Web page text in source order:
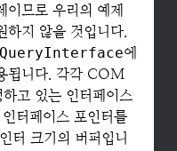
이므로 우리의 예제
하지 않을 것입니다.
QueryInterface에
됩니다. 각각 COM
고 있는 인터페이스
터페이스 포인터를
터 크기의 버퍼입니